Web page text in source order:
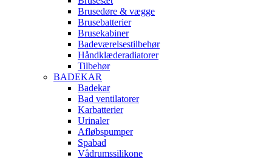
Brusedøre & vægge
Brusebatterier
Brusekabiner
Badeværelsestilbehør
Håndklæderadiatorer
Tilbehør
BADEKAR
Badekar
Bad ventilatorer
Karbatterier
Urinaler
Afløbspumper
Spabad
Vådrumssilikone